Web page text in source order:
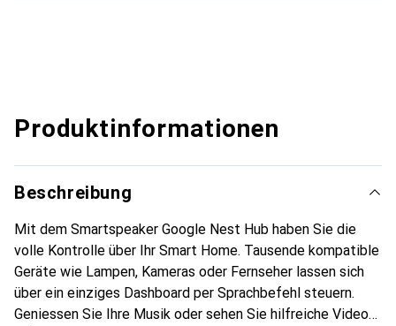
Produktinformationen
Beschreibung
Mit dem Smartspeaker Google Nest Hub haben Sie die
volle Kontrolle über Ihr Smart Home. Tausende kompatible
Geräte wie Lampen, Kameras oder Fernseher lassen sich
über ein einziges Dashboard per Sprachbefehl steuern.
Geniessen Sie Ihre Musik oder sehen Sie hilfreiche Videos